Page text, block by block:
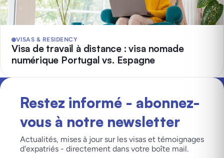
VISAS & RESIDENCY
Visa de travail à distance : visa nomade
numérique Portugal vs. Espagne
Restez informé - abonnez-
vous à notre newsletter
Actualités, mises à jour sur les visas et témoignages
d'expatriés - directement dans votre boîte mail.